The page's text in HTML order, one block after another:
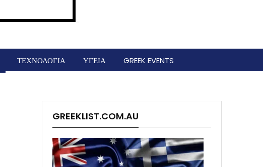
ΤΕΧΝΟΛΟΓΙΑ ΥΓΕΙΑ GREEK EVENTS
GREEKLIST.COM.AU